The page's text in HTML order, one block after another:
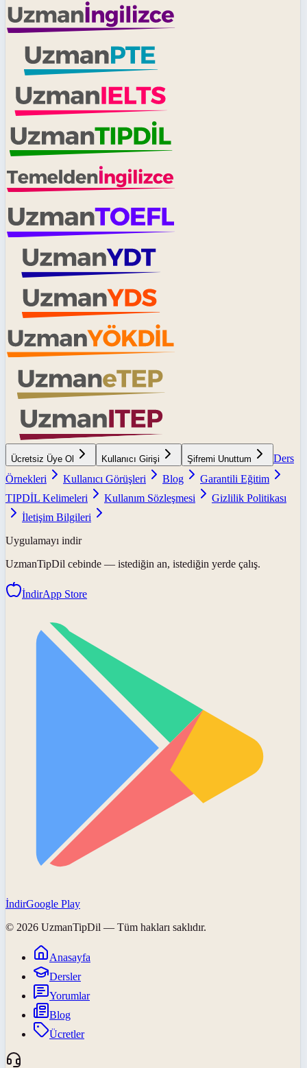
Ücretsiz Üye Ol Kullanıcı Girişi Şifremi Unuttum
Ders
Örnekleri
Kullanıcı Görüşleri Blog
Garantili Eğitim
TIPDİL Kelimeleri
Kullanım Sözleşmesi
Gizlilik Politikası
İletişim Bilgileri
Uygulamayı indir
UzmanTipDil cebinde — istediğin an, istediğin yerde çalış.
İndirApp Store
İndirGoogle Play
© 2026 UzmanTipDil — Tüm hakları saklıdır.
Anasayfa
Dersler
Yorumlar
Blog
Ücretler